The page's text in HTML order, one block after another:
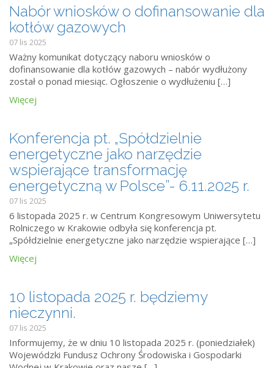
Nabór wniosków o dofinansowanie dla
kotłów gazowych
07 lis 2025
Ważny komunikat dotyczący naboru wniosków o
dofinansowanie dla kotłów gazowych – nabór wydłużony
został o ponad miesiąc. Ogłoszenie o wydłużeniu […]
Więcej
Konferencja pt. „Spółdzielnie
energetyczne jako narzędzie
wspierające transformację
energetyczną w Polsce”- 6.11.2025 r.
07 lis 2025
6 listopada 2025 r. w Centrum Kongresowym Uniwersytetu
Rolniczego w Krakowie odbyła się konferencja pt.
„Spółdzielnie energetyczne jako narzędzie wspierające […]
Więcej
10 listopada 2025 r. będziemy
nieczynni.
07 lis 2025
Informujemy, że w dniu 10 listopada 2025 r. (poniedziałek)
Wojewódzki Fundusz Ochrony Środowiska i Gospodarki